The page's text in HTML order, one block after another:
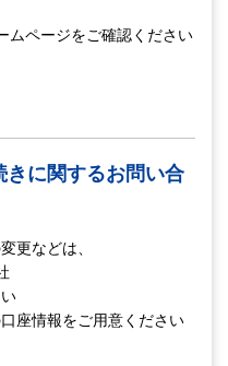
ムページをご確認ください
に関するお問い合
更などは、
座情報をご用意ください